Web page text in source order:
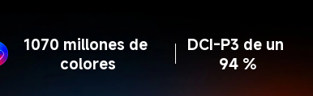
1070 millones de
colores
DCI-P3 de un
94 %